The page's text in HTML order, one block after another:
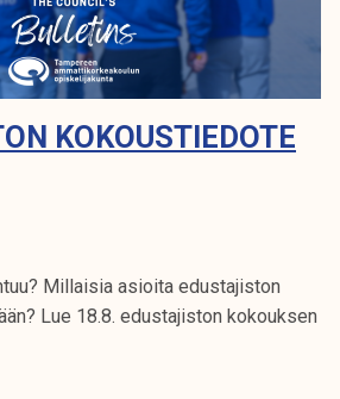
KOKOUSTIEDOTE
Millaisia asioita edustajiston
Lue 18.8. edustajiston kokouksen